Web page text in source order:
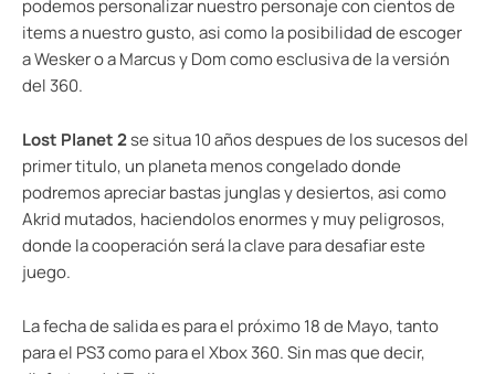
podemos personalizar nuestro personaje con cientos de
items a nuestro gusto, asi como la posibilidad de escoger
a Wesker o a Marcus y Dom como esclusiva de la versión
del 360.
Lost Planet 2se situa 10 años despues de los sucesos del
primer titulo, un planeta menos congelado donde
podremos apreciar bastas junglas y desiertos, asi como
Akrid mutados, haciendolos enormes y muy peligrosos,
donde la cooperación será la clave para desafiar este
juego.
La fecha de salida es para el próximo 18 de Mayo, tanto
para el PS3 como para el Xbox 360. Sin mas que decir,